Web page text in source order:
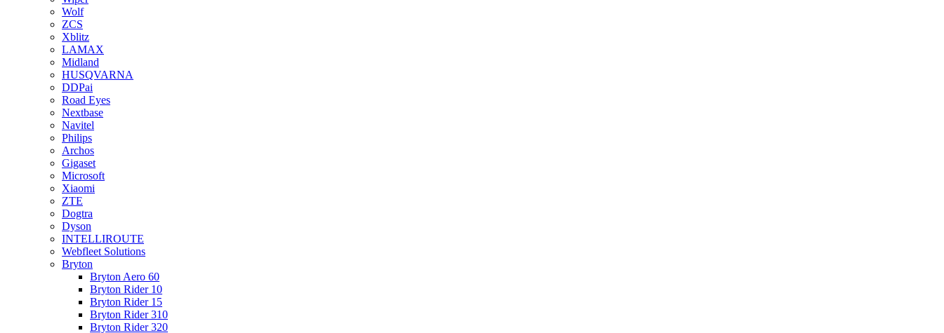
Wolf
ZCS
Xblitz
LAMAX
Midland
HUSQVARNA
DDPai
Road Eyes
Nextbase
Navitel
Philips
Archos
Gigaset
Microsoft
Xiaomi
ZTE
Dogtra
Dyson
INTELLIROUTE
Webfleet Solutions
Bryton
Bryton Aero 60
Bryton Rider 10
Bryton Rider 15
Bryton Rider 310
Bryton Rider 320